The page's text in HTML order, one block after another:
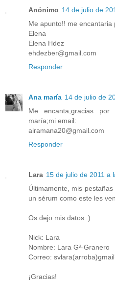
Anónimo 14 de julio de
Me apunto!! me encantaria
Elena
Elena Hdez
ehdezber@gmail.com
Responder
Ana maría 14 de julio de
Me encanta,gracias por
maría;mi email:
airamana20@gmail.com
Responder
Lara 15 de julio de 2011 a
Últimamente, mis
un sérum como este les
Os dejo mis datos :)
Nick: Lara
Nombre: Lara Gª-Granero
Correo:
¡Gracias!